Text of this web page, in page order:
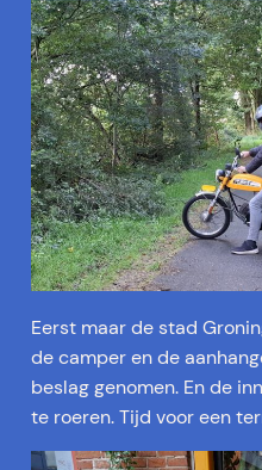
Eerst maar de stad
de camper en de
beslag genomen. En de
te roeren. Tijd voor een